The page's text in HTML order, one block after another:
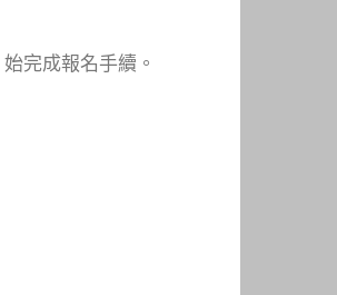
完成報名手續。